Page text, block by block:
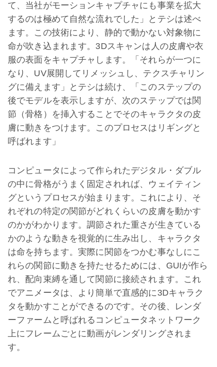
て、当社がモーションキャプチャにも事業を拡大
するのは極めて自然な流れでした」とテシは述べ
ます。この技術により、静的で動かない対象物に
命が吹き込まれます。3Dスキャンは人の皮膚や衣
服の表面をキャプチャします。「それらが一つに
なり、UV展開してリメッシュし、テクスチャリン
グに備えます」とテシは続け、「このステップの
後でモデルを表示しますが、次のステップでは関
節（骨格）を挿入することでそのキャラクタの皮
膚に動きをつけます。このプロセスはリギングと
呼ばれます」
コンピュータによって作られたデジタル・ダブル
の中に骨格がうまく固定されれば、ウェイティン
グというプロセスが始まります。これにより、そ
れぞれの特定の関節がどれくらいの皮膚を動かす
のかがわかります。調節された重さが生きている
かのような動きを視覚的に生み出し、キャラクタ
は命を持ちます。実際に関節をつかむ事なしにこ
れらの関節に動きを持たせるためには、GUIが作ら
れ、配向束縛を通して関節に接続されます。これ
でアニメータは、より簡単で直感的に3Dキャラク
タを動かすことができるのです。その後、レンダ
ーファームと呼ばれるコンピュータネットワーク
上にフレームごとに動画がレンダリングされま
す。